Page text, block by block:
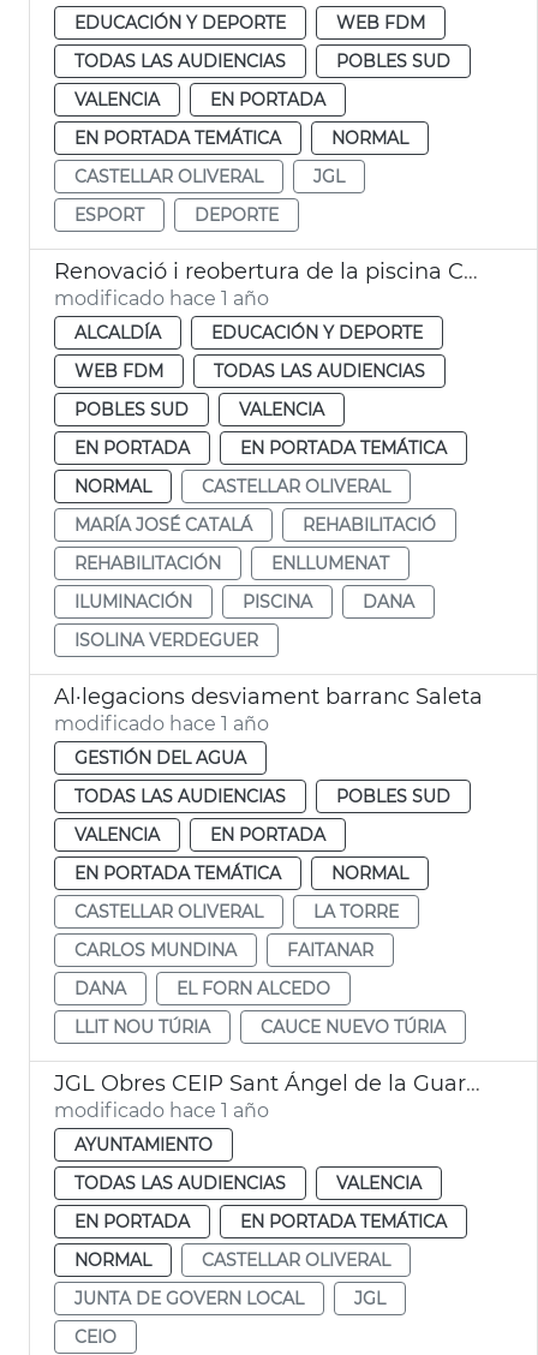
EDUCACIÓN Y DEPORTE
WEB FDM
TODAS LAS AUDIENCIAS
POBLES SUD
VALENCIA
EN PORTADA
EN PORTADA TEMÁTICA
NORMAL
CASTELLAR OLIVERAL
JGL
ESPORT
DEPORTE
Renovació i reobertura de la piscina Castellar després de la dana
modificado hace 1 año
ALCALDÍA
EDUCACIÓN Y DEPORTE
WEB FDM
TODAS LAS AUDIENCIAS
POBLES SUD
VALENCIA
EN PORTADA
EN PORTADA TEMÁTICA
NORMAL
CASTELLAR OLIVERAL
MARÍA JOSÉ CATALÁ
REHABILITACIÓ
REHABILITACIÓN
ENLLUMENAT
ILUMINACIÓN
PISCINA
DANA
ISOLINA VERDEGUER
Al·legacions desviament barranc Saleta
modificado hace 1 año
GESTIÓN DEL AGUA
TODAS LAS AUDIENCIAS
POBLES SUD
VALENCIA
EN PORTADA
EN PORTADA TEMÁTICA
NORMAL
CASTELLAR OLIVERAL
LA TORRE
CARLOS MUNDINA
FAITANAR
DANA
EL FORN ALCEDO
LLIT NOU TÚRIA
CAUCE NUEVO TÚRIA
JGL Obres CEIP Sant Ángel de la Guarda
modificado hace 1 año
AYUNTAMIENTO
TODAS LAS AUDIENCIAS
VALENCIA
EN PORTADA
EN PORTADA TEMÁTICA
NORMAL
CASTELLAR OLIVERAL
JUNTA DE GOVERN LOCAL
JGL
CEIO